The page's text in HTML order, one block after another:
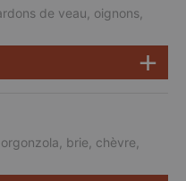
de veau, oignons,
brie, chèvre,